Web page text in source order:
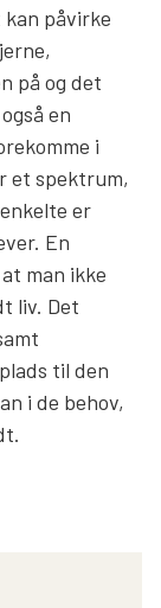
påvirke
på og det
en
i
et spektrum,
er
En
man ikke
liv. Det
til den
i de behov,